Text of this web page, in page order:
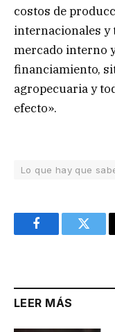
costos de
internacionales y
mercado interno
financiamiento,
agropecuaria y
efecto».
Lo que hay que
Facebook
LEER MÁS